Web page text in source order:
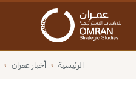
الرئيسية › أخبار عمران ›